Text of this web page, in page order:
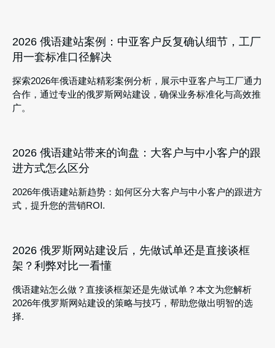
2026 俄语建站案例：中亚客户反复确认细节，工厂
用一套标准口径解决
探索2026年俄语建站精彩案例分析，展示中亚客户与工厂通力
合作，通过专业的俄罗斯网站建设，确保业务标准化与高效推
广。
2026 俄语建站带来的询盘：大客户与中小客户的跟
进方式怎么区分
2026年俄语建站新趋势：如何区分大客户与中小客户的跟进方
式，提升您的营销ROI.
2026 俄罗斯网站建设后，先做试单还是直接谈框
架？利弊对比一看懂
俄语建站怎么做？直接谈框架还是先做试单？本文为您解析
2026年俄罗斯网站建设的策略与技巧，帮助您做出明智的选
择.